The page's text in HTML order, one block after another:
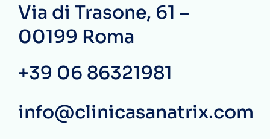
Via di Trasone, 61 –
00199 Roma
+39 06 86321981
info@clinicasanatrix.com